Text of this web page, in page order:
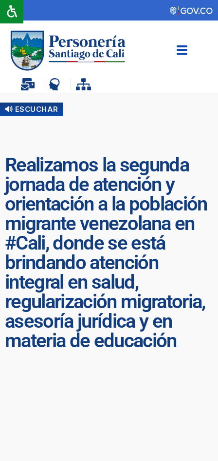
🔊 ESCUCHAR
Realizamos la segunda
jornada de atención y
orientación a la población
migrante venezolana en
#Cali, donde se está
brindando atención
integral en salud,
regularización migratoria,
asesoría jurídica y en
materia de educación